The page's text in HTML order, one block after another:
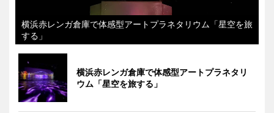
横浜赤レンガ倉庫で体感型アートプラネタリウム「星空を旅
する」
横浜赤レンガ倉庫で体感型アートプラネタリ
ウム「星空を旅する」